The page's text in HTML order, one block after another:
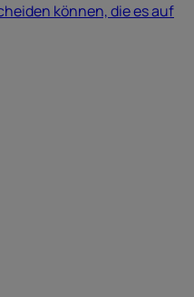
können, die es auf